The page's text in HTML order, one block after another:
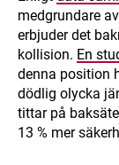
medgrundare
erbjuder det
kollision. En
denna position
dödlig olycka
tittar på
13 % mer